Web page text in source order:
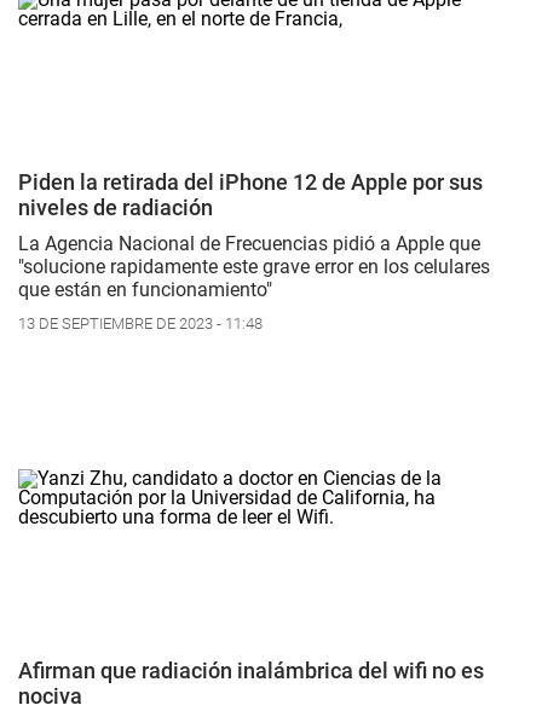
Piden la retirada del iPhone 12 de Apple por sus
niveles de radiación
La Agencia Nacional de Frecuencias pidió a Apple que
"solucione rapidamente este grave error en los celulares
que están en funcionamiento"
13 DE SEPTIEMBRE DE 2023 - 11:48
Afirman que radiación inalámbrica del wifi no es
nociva